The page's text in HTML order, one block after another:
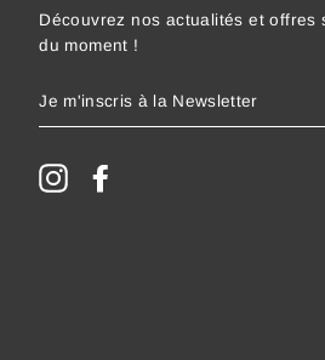
Découvrez nos actualités et offres
du moment !
M'INSCRIS
À
NEWSLETTER
Instagram